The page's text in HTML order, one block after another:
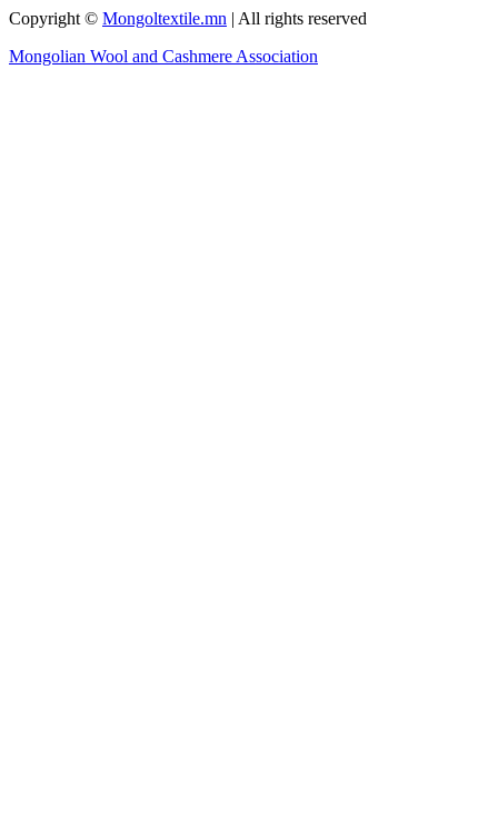
Copyright © Mongoltextile.mn | All rights reserved
Mongolian Wool and Cashmere Association